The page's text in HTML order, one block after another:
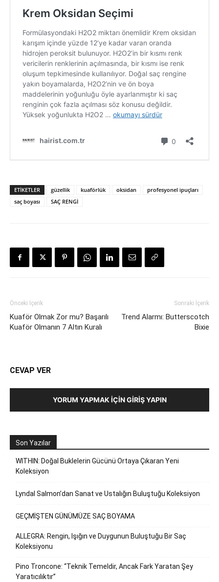
ETIKETLER güzellik kuaförlük oksidan
profesyonel ipuçları
saç boyası
SAÇ RENGİ
Önceki İçerik
Kuaför Olmak Zor mu? Başarılı
Kuaför Olmanın 7 Altın Kuralı
Sonraki İçerik
Trend Alarmı: Butterscotch
Bixie
CEVAP VER
YORUM YAPMAK İÇIN GIRIŞ YAPIN
Son Yazılar
WITHIN: Doğal Buklelerin Gücünü Ortaya Çıkaran Yeni
Koleksiyon
Lyndal Salmon’dan Sanat ve Ustalığın Buluştuğu Koleksiyon
GEÇMİŞTEN GÜNÜMÜZE SAÇ BOYAMA
ALLEGRA: Rengin, Işığın ve Duygunun Buluştuğu Bir Saç
Koleksiyonu
Pino Troncone: “Teknik Temeldir, Ancak Fark Yaratan Şey
Yaratıcılıktır”